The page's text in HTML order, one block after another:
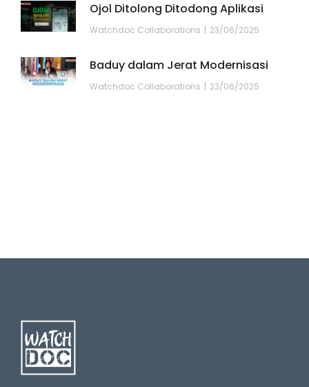
Ojol Ditolong Ditodong Aplikasi
Watchdoc Collaborations 23/06/2025
Baduy dalam Jerat Modernisasi
Watchdoc Collaborations 23/06/2025